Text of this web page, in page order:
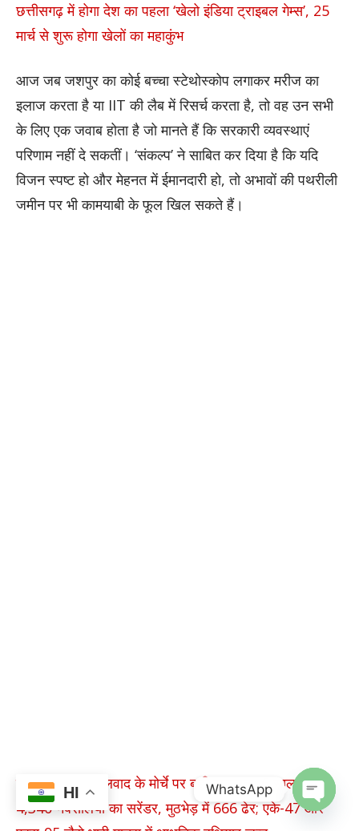
छत्तीसगढ़ में होगा देश का पहला ‘खेलो इंडिया ट्राइबल गेम्स’, 25
मार्च से शुरू होगा खेलों का महाकुंभ
आज जब जशपुर का कोई बच्चा स्टेथोस्कोप लगाकर मरीज का
इलाज करता है या IIT की लैब में रिसर्च करता है, तो वह उन सभी
के लिए एक जवाब होता है जो मानते हैं कि सरकारी व्यवस्थाएं
परिणाम नहीं दे सकतीं। ‘संकल्प’ ने साबित कर दिया है कि यदि
विजन स्पष्ट हो और मेहनत में ईमानदारी हो, तो अभावों की पथरीली
जमीन पर भी कामयाबी के फूल खिल सकते हैं।
छत्तीसगढ़ में नक्सलवाद के मोर्चे पर बड़ी सफलता: 6 साल में
4,340 नक्सलियों का सरेंडर, मुठभेड़ में 666 ढेर; एके-47 और
HI WhatsApp